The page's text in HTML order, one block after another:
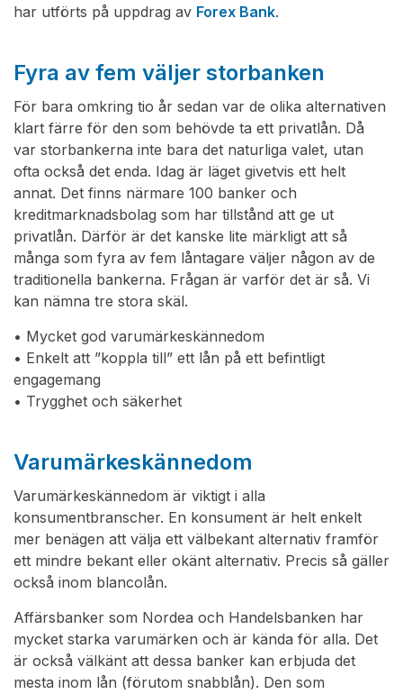
har utförts på uppdrag av Forex Bank.
Fyra av fem väljer storbanken
För bara omkring tio år sedan var de olika alternativen
klart färre för den som behövde ta ett privatlån. Då
var storbankerna inte bara det naturliga valet, utan
ofta också det enda. Idag är läget givetvis ett helt
annat. Det finns närmare 100 banker och
kreditmarknadsbolag som har tillstånd att ge ut
privatlån. Därför är det kanske lite märkligt att så
många som fyra av fem låntagare väljer någon av de
traditionella bankerna. Frågan är varför det är så. Vi
kan nämna tre stora skäl.
• Mycket god varumärkeskännedom
• Enkelt att ”koppla till” ett lån på ett befintligt
engagemang
• Trygghet och säkerhet
Varumärkeskännedom
Varumärkeskännedom är viktigt i alla
konsumentbranscher. En konsument är helt enkelt
mer benägen att välja ett välbekant alternativ framför
ett mindre bekant eller okänt alternativ. Precis så gäller
också inom blancolån.
Affärsbanker som Nordea och Handelsbanken har
mycket starka varumärken och är kända för alla. Det
är också välkänt att dessa banker kan erbjuda det
mesta inom lån (förutom snabblån). Den som